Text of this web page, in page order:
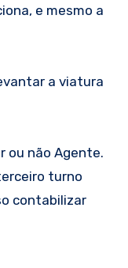
e mesmo a
a viatura
ou não Agente.
turno
contabilizar